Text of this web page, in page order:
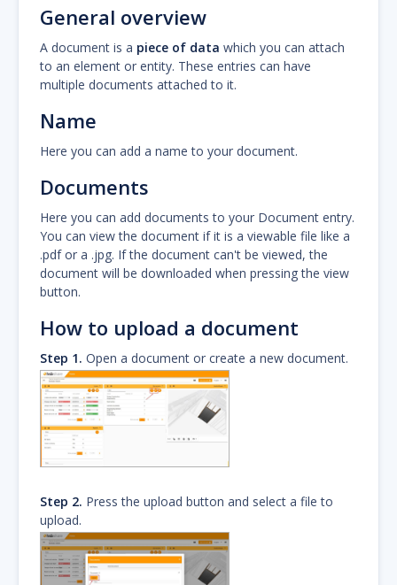
General overview
A document is a piece of data which you can attach
to an element or entity. These entries can have
multiple documents attached to it.
Name
Here you can add a name to your document.
Documents
Here you can add documents to your Document entry.
You can view the document if it is a viewable file like a
.pdf or a .jpg. If the document can't be viewed, the
document will be downloaded when pressing the view
button.
How to upload a document
Step 1. Open a document or create a new document.
Step 2. Press the upload button and select a file to
upload.